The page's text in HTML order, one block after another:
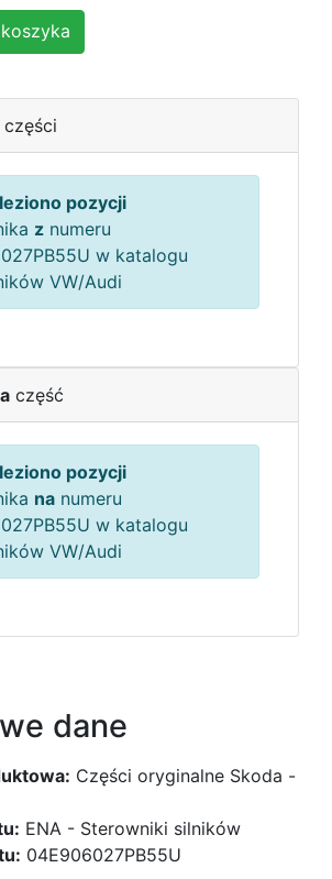
części
pozycji
z numeru
w katalogu
VW/Audi
część
pozycji
na numeru
w katalogu
VW/Audi
dane
Części oryginalne Skoda -
ENA - Sterowniki silników
04E906027PB55U